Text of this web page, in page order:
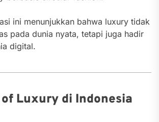
ini menunjukkan bahwa luxury tidak
pada dunia nyata, tetapi juga hadir
digital.
Luxury di Indonesia